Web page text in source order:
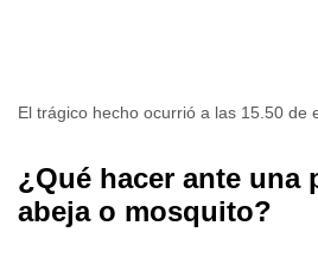
El trágico hecho ocurrió a las 15.50 de
¿Qué hacer ante una
abeja o mosquito?